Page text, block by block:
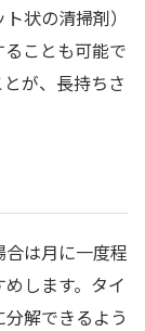
状の清掃剤）
ことも可能で
が、長持ちさ
は月に一度程
します。タイ
解できるよう